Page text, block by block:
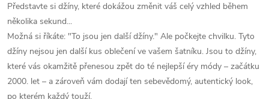
Představte si džíny, které dokážou změnit váš celý vzhled během
několika sekund...
Možná si říkáte: "To jsou jen další džíny." Ale počkejte chvilku. Tyto
džíny nejsou jen další kus oblečení ve vašem šatníku. Jsou to džíny,
které vás okamžitě přenesou zpět do té nejlepší éry módy – začátku
2000. let – a zároveň vám dodají ten sebevědomý, autentický look,
po kterém každý touží.